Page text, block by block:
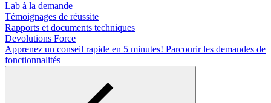
Lab à la demande
Témoignages de réussite
Rapports et documents techniques
Devolutions Force
Apprenez un conseil rapide en 5 minutes! Parcourir les demandes de
fonctionnalités